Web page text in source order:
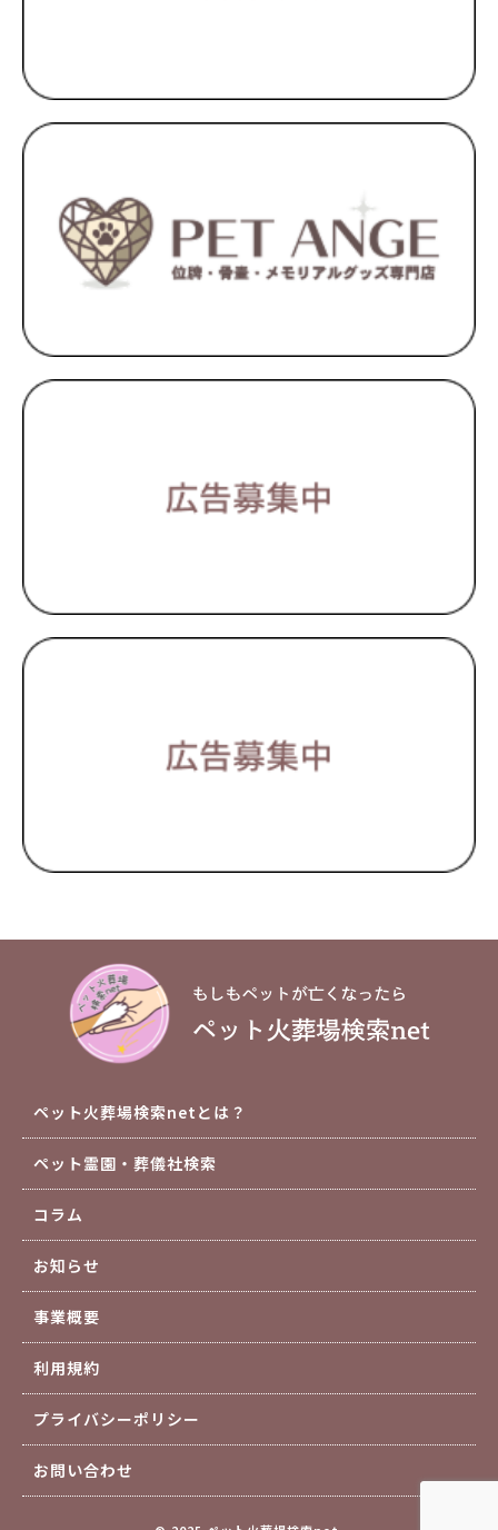
ペット火葬場検索netとは？
ペット霊園・葬儀社検索
コラム
お知らせ
事業概要
利用規約
プライバシーポリシー
お問い合わせ